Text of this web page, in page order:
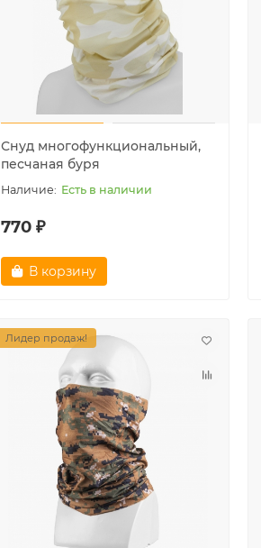
Снуд многофункциональный,
песчаная буря
Есть в наличии
770 ₽
В корзину
Лидер продаж!